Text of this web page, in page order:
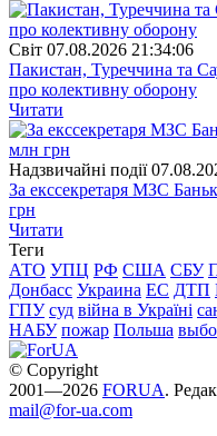
Свiт 07.08.2026 21:34:06
Пакистан, Туреччина та
про колективну оборону
Читати
Надзвичайні події
За екссекретаря МЗС
грн
Читати
Теги
АТО УПЦ РФ США СБУ
Донбасс Украина ЕС ДТП
ГПУ суд війна в Україні
НАБУ пожар Польша
© Copyright
2001—2026 FORUA.
mail@for-ua.com